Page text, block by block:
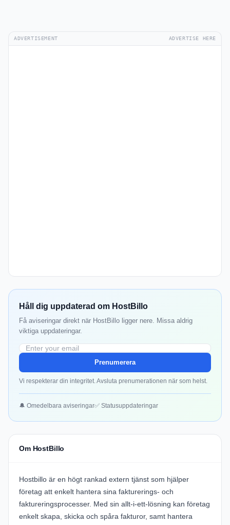
ADVERTISEMENT ADVERTISE HERE
Håll dig uppdaterad om HostBillo
Få aviseringar direkt när HostBillo ligger nere. Missa aldrig
viktiga uppdateringar.
Prenumerera
Vi respekterar din integritet. Avsluta prenumerationen när som helst.
🔔 Omedelbara aviseringar✅ Statusuppdateringar
Om HostBillo
Hostbillo är en högt rankad extern tjänst som hjälper
företag att enkelt hantera sina fakturerings- och
faktureringsprocesser. Med sin allt-i-ett-lösning kan företag
enkelt skapa, skicka och spåra fakturor, samt hantera